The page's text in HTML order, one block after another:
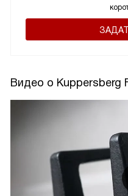
Видео о Kuppersberg